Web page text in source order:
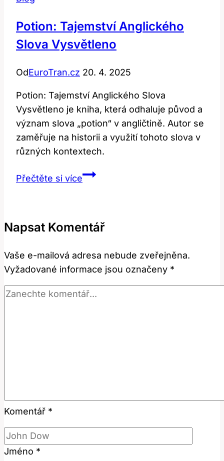
Potion: Tajemství Anglického
Slova Vysvětleno
OdEuroTran.cz 20. 4. 2025
Potion: Tajemství Anglického Slova
Vysvětleno je kniha, která odhaluje původ a
význam slova „potion“ v angličtině. Autor se
zaměřuje na historii a využití tohoto slova v
různých kontextech.
Přečtěte si vícePotion:
vysvětleno
Napsat Komentář
Vaše e-mailová adresa nebude zveřejněna.
Vyžadované informace jsou označeny *
Komentář *
Jméno *